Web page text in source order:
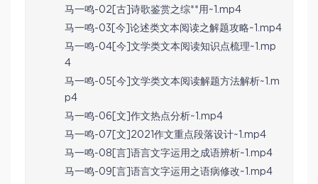
马一鸣-02[古]诗歌鉴赏之综**用~1.mp4
马一鸣-03[今]论述类文本阅读之解题攻略~1.mp4
马一鸣-04[今]文学类文本阅读知识点梳理~1.mp
4
马一鸣-05[今]文学类文本阅读解题方法解析~1.m
p4
马一鸣-06[文]作文热点分析~1.mp4
马一鸣-07[文]2021作文重点段落设计~1.mp4
马一鸣-08[言]语言文字运用之成语辨析~1.mp4
马一鸣-09[言]语言文字运用之语病修改~1.mp4